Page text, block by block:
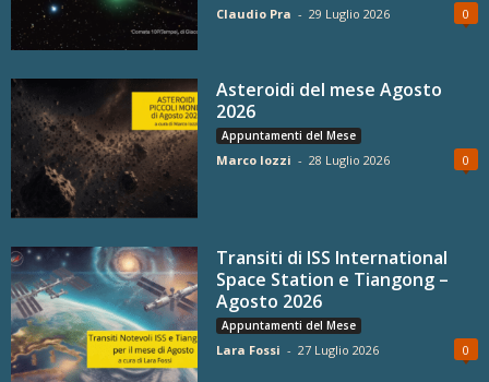
Claudio Pra - 29 Luglio 2026 0
Asteroidi del mese Agosto
2026
Appuntamenti del Mese
Marco Iozzi - 28 Luglio 2026 0
Transiti di ISS International
Space Station e Tiangong –
Agosto 2026
Appuntamenti del Mese
Lara Fossi - 27 Luglio 2026 0